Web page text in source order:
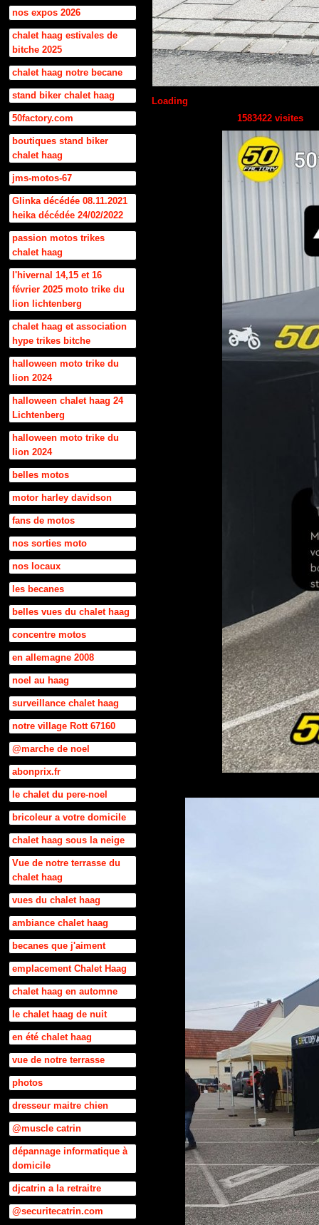
nos expos 2026
chalet haag estivales de
bitche 2025
chalet haag notre becane
stand biker chalet haag
50factory.com
boutiques stand biker
chalet haag
jms-motos-67
Glinka décédée 08.11.2021
heika décédée 24/02/2022
passion motos trikes
chalet haag
l'hivernal 14,15 et 16
février 2025 moto trike du
lion lichtenberg
chalet haag et association
hype trikes bitche
halloween moto trike du
lion 2024
halloween chalet haag 24
Lichtenberg
halloween moto trike du
lion 2024
belles motos
motor harley davidson
fans de motos
nos sorties moto
nos locaux
les becanes
belles vues du chalet haag
concentre motos
en allemagne 2008
noel au haag
surveillance chalet haag
notre village Rott 67160
@marche de noel
abonprix.fr
le chalet du pere-noel
bricoleur a votre domicile
chalet haag sous la neige
Vue de notre terrasse du
chalet haag
vues du chalet haag
ambiance chalet haag
becanes que j'aiment
emplacement Chalet Haag
chalet haag en automne
le chalet haag de nuit
en été chalet haag
vue de notre terrasse
photos
dresseur maitre chien
@muscle catrin
dépannage informatique à
domicile
djcatrin a la retraitre
@securitecatrin.com
Loading
1583422 visites